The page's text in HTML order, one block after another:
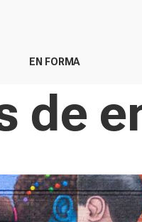
EN FORMA
de